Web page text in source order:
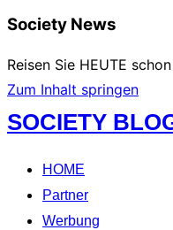
Society News
Reisen Sie HEUTE
Zum Inhalt springen
SOCIETY
HOME
Partner
Werbung